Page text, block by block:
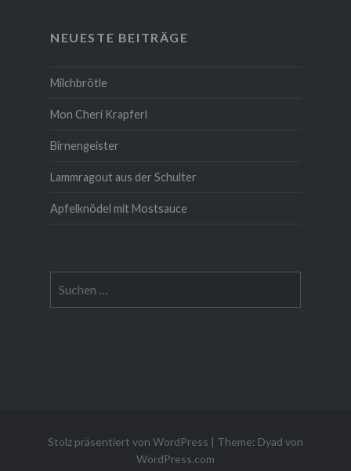
NEUESTE BEITRÄGE
Milchbrötle
Mon Cheri Krapferl
Birnengeister
Lammragout aus der Schulter
Apfelknödel mit Mostsauce
nach:
Stolz präsentiert von WordPress | Theme: Dyad von
WordPress.com